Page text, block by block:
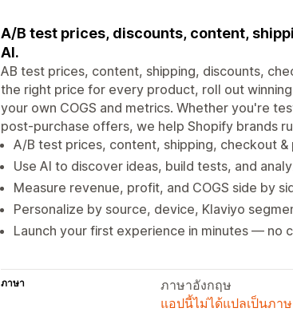
A/B test prices, discounts, content,
AI.
AB test prices, content, shipping, discounts,
the right price for every product, roll out
your own COGS and metrics. Whether you're
post-purchase offers, we help Shopify brands
A/B test prices, content, shipping, checkout
Use AI to discover ideas, build tests, and
Measure revenue, profit, and COGS side by
Personalize by source, device, Klaviyo
Launch your first experience in minutes — no
ภาษา
ภาษาอังกฤษ
แอปนี้ไม่ได้แปลเป็นภา